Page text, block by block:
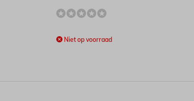
Niet op voorraad